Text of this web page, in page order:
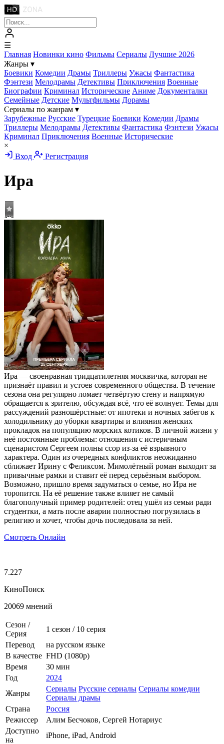
☰
Главная Новинки кино Фильмы Сериалы Лучшие 2026
Жанры ▾
Боевики Комедии Драмы Триллеры Ужасы Фантастика
Фэнтези Мелодрамы Детективы Приключения Военные
Биографии Криминал Исторические Аниме Документалки
Семейные Детские Мультфильмы Дорамы
Сериалы по жанрам ▾
Зарубежные Русские Турецкие Боевики Комедии Драмы
Триллеры Мелодрамы Детективы Фантастика Фэнтези Ужасы
Криминал Приключения Военные Исторические
×
Вход
Регистрация
Ира
Ира — своенравная тридцатилетняя москвичка, которая не
признаёт правил и устоев современного общества. В течение
сезона она регулярно ломает четвёртую стену и напрямую
обращается к зрителю, обсуждая всё, что её волнует. Темы для
рассуждений разношёрстные: от ипотеки и ночных забегов к
холодильнику до уборки квартиры и влияния женских
прокладок на популяцию морских котиков. В личной жизни у
неё постоянные проблемы: отношения с истеричным
сценаристом Сергеем полны ссор из‑за её взрывного
характера. Один из очередных конфликтов неожиданно
сближает Ирину с Феликсом. Мимолётный роман выходит за
привычные рамки и ставит её перед серьёзным выбором.
Возможно, пришло время задуматься о семье, но Ира не
торопится. На её решение также влияет не самый
благополучный пример родителей: отец ушёл из семьи ради
студентки, а мать после аварии полностью погрузилась в
религию и хочет, чтобы дочь последовала за ней.
Смотреть Онлайн
7.227
КиноПоиск
20069 мнений
Сезон /
Серия
1 сезон / 10 серия
Перевод
на русском языке
В качестве FHD (1080p)
Время
30 мин
Год
2024
Жанры
Сериалы Русские сериалы Сериалы комедии
Сериалы драмы
Страна
Россия
Режиссер
Алим Бесчоков, Сергей Нотариус
Доступно
на
iPhone, iPad, Android